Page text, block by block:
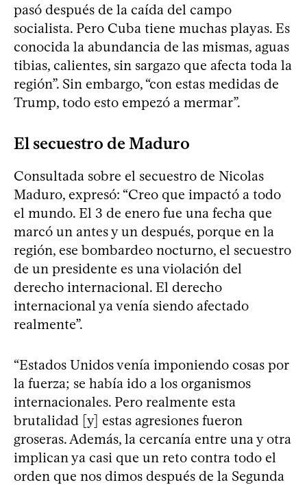
pasó después de la caída del campo
socialista. Pero Cuba tiene muchas playas. Es
conocida la abundancia de las mismas, aguas
tibias, calientes, sin sargazo que afecta toda la
región”. Sin embargo, “con estas medidas de
Trump, todo esto empezó a mermar”.
El secuestro de Maduro
Consultada sobre el secuestro de Nicolas
Maduro, expresó: “Creo que impactó a todo
el mundo. El 3 de enero fue una fecha que
marcó un antes y un después, porque en la
región, ese bombardeo nocturno, el secuestro
de un presidente es una violación del
derecho internacional. El derecho
internacional ya venía siendo afectado
realmente”.
“Estados Unidos venía imponiendo cosas por
la fuerza; se había ido a los organismos
internacionales. Pero realmente esta
brutalidad [y] estas agresiones fueron
groseras. Además, la cercanía entre una y otra
implican ya casi que un reto contra todo el
orden que nos dimos después de la Segunda